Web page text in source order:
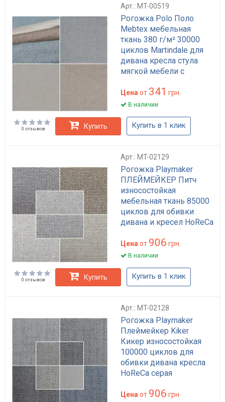
Арт.: MT-00519
Рогожка Polo Поло
Mebtex мебельная
ткань 380 г/м² 30000
циклов Martindale для
дивана кресла стула
мягкой мебели с
Цена от 341 грн.
В наличии
0 отзывов Купить Купить в 1 клик
Арт.: MT-02129
Рогожка Playmaker
ПЛЕЙМЕЙКЕР Питч
износостойкая
мебельная ткань 85000
циклов для обивки
дивана и кресел HoReCa
Цена от 906 грн.
В наличии
0 отзывов Купить Купить в 1 клик
Арт.: MT-02128
Рогожка Playmaker
Плеймейкер Kiker
Кикер износостойкая
100000 циклов для
обивки дивана кресла
HoReCa серая
премиум
Цена от 906 грн.